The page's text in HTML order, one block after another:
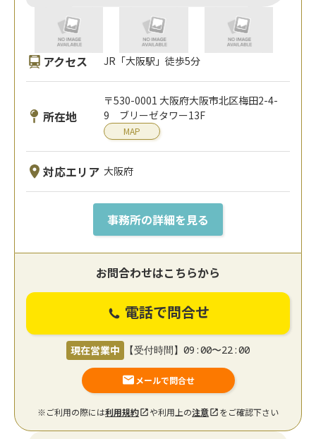
アクセス JR「大阪駅」徒歩5分
所在地
〒530-0001 大阪府大阪市北区梅田2-4-
9 ブリーゼタワー13F
MAP
対応エリア 大阪府
事務所の詳細を見る
お問合わせはこちらから
電話で問合せ
現在営業中 【受付時間】09:00〜22:00
メールで問合せ
※ご利用の際には利用規約 や利用上の注意 をご確認下さい